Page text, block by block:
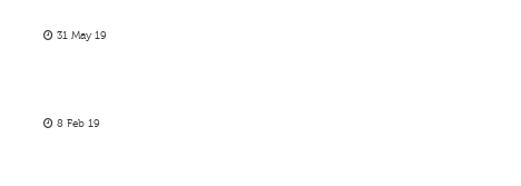
31 May 19
8 Feb 19